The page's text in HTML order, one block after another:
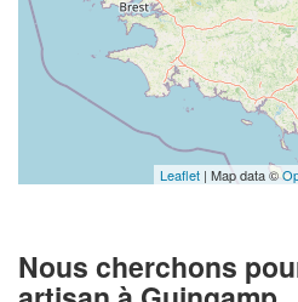
Leaflet | Map data ©
Nous cherchons